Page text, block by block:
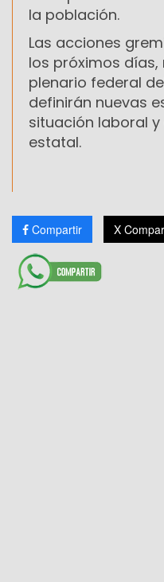
la población.
Las acciones
los próximos
plenario federal
definirán nuevas
situación laboral
estatal.
Compartir X